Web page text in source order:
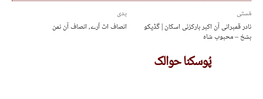
پدی
انصاف اٹ اُرے، انصاف آن نمن
مُستی
نادر قمبرانی آن اکبر بارکزئی اسکان | گڈیکو
بشخ – محبوب شاہ
پُوسکنا حوالک